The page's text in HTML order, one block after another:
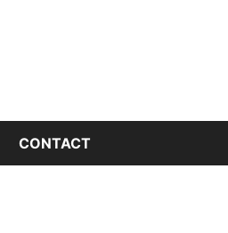
CONTACT